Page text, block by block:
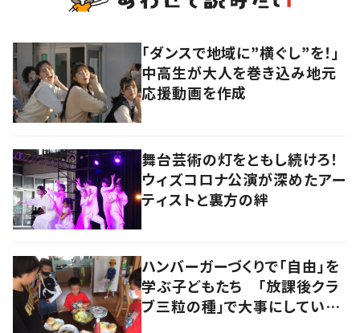
「ダンスで地域に”横ぐし”を！」
中高生が大人を巻き込み地元
応援動画を作成
舞台芸術の灯をともし続けろ！
ウィズコロナ公演が深めたアー
ティストと裏方の絆
ハンバーガーづくりで「自由」を
学ぶ子どもたち 「放課後クラ
ブ三粒の種」で大事にしている